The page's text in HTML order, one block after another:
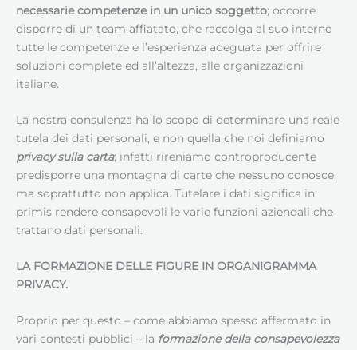
necessarie competenze in un unico soggetto; occorre
disporre di un team affiatato, che raccolga al suo interno
tutte le competenze e l’esperienza adeguata per offrire
soluzioni complete ed all’altezza, alle organizzazioni
italiane.
La nostra consulenza ha lo scopo di determinare una reale
tutela dei dati personali, e non quella che noi definiamo
privacy sulla carta; infatti rireniamo controproducente
predisporre una montagna di carte che nessuno conosce,
ma soprattutto non applica. Tutelare i dati significa in
primis rendere consapevoli le varie funzioni aziendali che
trattano dati personali.
LA FORMAZIONE DELLE FIGURE IN ORGANIGRAMMA
PRIVACY.
Proprio per questo – come abbiamo spesso affermato in
vari contesti pubblici – la formazione della consapevolezza